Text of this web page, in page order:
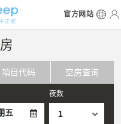
官方网站
項目代码 空房查询
五
夜数